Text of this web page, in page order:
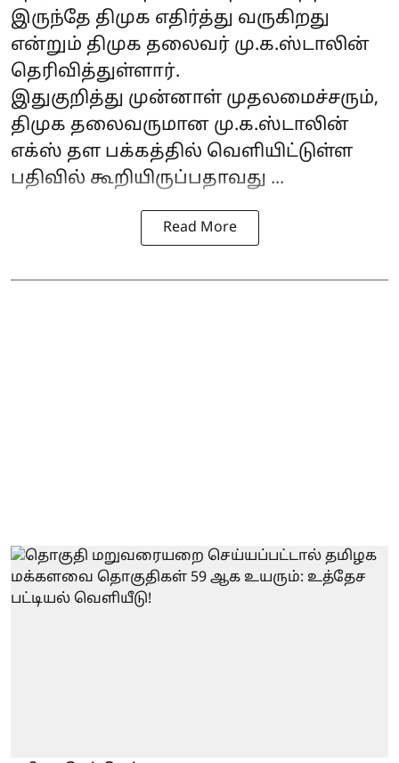
இருந்தே திமுக எதிர்த்து வருகிறது
என்றும் திமுக தலைவர் மு.க.ஸ்டாலின்
தெரிவித்துள்ளார்.
இதுகுறித்து முன்னாள் முதலமைச்சரும்,
திமுக தலைவருமான மு.க.ஸ்டாலின்
எக்ஸ் தள பக்கத்தில் வெளியிட்டுள்ள
பதிவில் கூறியிருப்பதாவது ...
Read More